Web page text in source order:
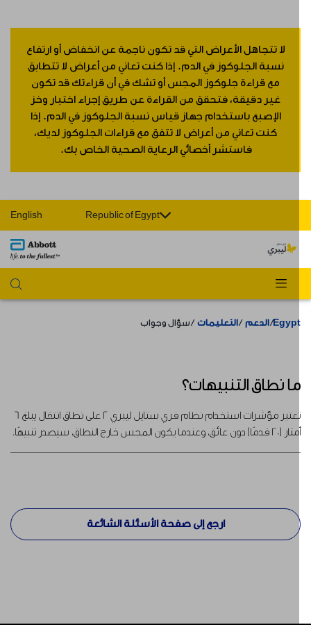
لا تتجاهل الأعراض التي قد تكون ناجمة عن انخفاض أو ارتفاع
نسبة الجلوكوز في الدم. إذا كنت تعاني من أعراض لا تتطابق
مع قراءة جلوكوز المجس أو تشك في أن قراءتك قد تكون
غير دقيقة، فتحقق من القراءة عن طريق إجراء اختبار وخز
الإصبع باستخدام جهاز قياس نسبة الجلوكوز في الدم. إذا
كنت تعاني من أعراض لا تتفق مع قراءات الجلوكوز لديك،
فاستشر أخصائي الرعاية الصحية الخاص بك.
Republic of Egypt
English
الدعم التعليمات سؤال وجواب
نطاق التنبيهات؟
تعتبر مؤشرات استخدام نظام فري ستايل ليبري 2 على نطاق انتقال يبلغ 6
دون عائق، وعندما يكون المجس خارج النطاق، سيصدر تنبيهًا.
ارجع إلى صفحة الأسئلة الشائعة